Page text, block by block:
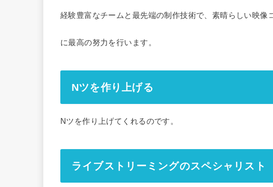
経験豊富なチームと最先端の制作技術で、素晴らしい映像
に最高の努力を行います。
Nツを作り上げる
Nツを作り上げてくれるのです。
ライブストリーミングのスペシャリスト